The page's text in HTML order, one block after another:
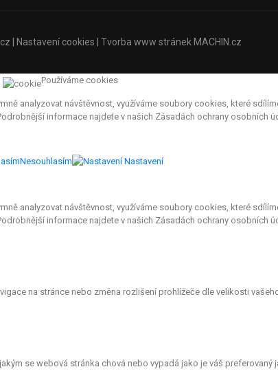
Nastavení cookies | Tvorba www stránek MACHIN.cz
Používáme cookies
analyzovat návštěvnost, využíváme soubory cookies, které
informace najdete v našich Zásadách ochrany osobních
Nesouhlasím Nastavení
analyzovat návštěvnost, využíváme soubory cookies, které
informace najdete v našich Zásadách ochrany osobních
na stránce nebo změna rozlišení prohlížeče dle velikosti
se webová stránka chová nebo vypadá jako je váš preferovaný